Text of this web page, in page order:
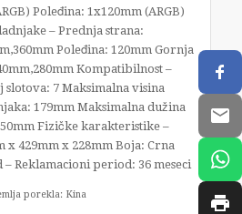
Poleđina: 1x120mm (ARGB)
– Prednja strana:
Poleđina: 120mm Gornja
Kompatibilnost –
7 Maksimalna visina
179mm Maksimalna dužina
Fizičke karakteristike –
x 429mm x 228mm Boja: Crna
Reklamacioni period: 36 meseci
porekla: Kina